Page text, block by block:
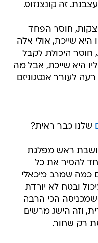
זה קונצנזוס.
חוסר הפחד
היא שייכת, אולי אלה
חוסר היכולת לקבל
היא שייכת, אבל מה
לעורר אנטגוניזם
שלנו כבר ראית?
ראש מפלגת
להסיר את כל
כמה שמרב מיכאלי
ובטח לא יורדת
שמכניסה הכי הרבה
וזה הישג מרשים
רק שחור.